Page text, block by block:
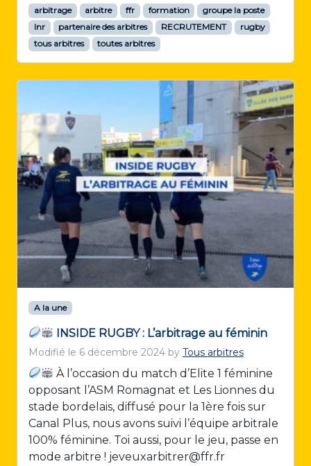
arbitrage arbitre ffr formation
groupe la poste
lnr
partenaire des arbitres RECRUTEMENT
rugby
tous arbitres
toutes arbitres
A la une
INSIDE RUGBY : L’arbitrage au féminin
Modifié le 6 décembre 2024 by Tous arbitres
À l’occasion du match d’Elite 1 féminine
opposant l’ASM Romagnat et Les Lionnes du
stade bordelais, diffusé pour la 1ère fois sur
Canal Plus, nous avons suivi l’équipe arbitrale
100% féminine. Toi aussi, pour le jeu, passe en
mode arbitre ! jeveuxarbitrer@ffr.fr